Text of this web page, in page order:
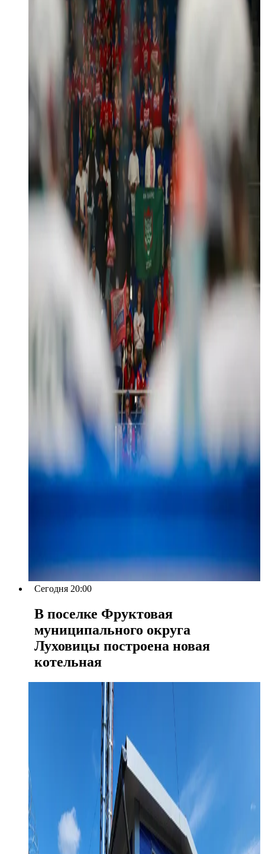
Сегодня 20:00
В поселке Фруктовая
муниципального округа
Луховицы построена новая
котельная